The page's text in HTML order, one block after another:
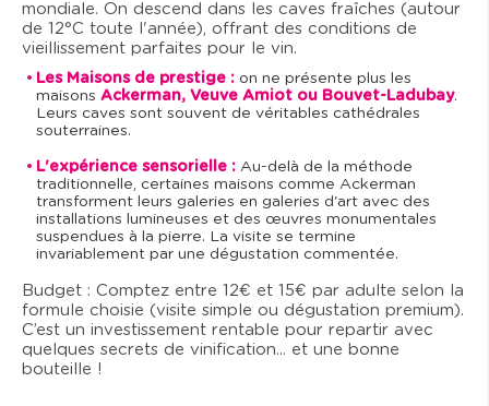
mondiale. On descend dans les caves fraîches (autour
de 12°C toute l'année), offrant des conditions de
vieillissement parfaites pour le vin.
Les Maisons de prestige : on ne présente plus les
maisons Ackerman, Veuve Amiot ou Bouvet-Ladubay.
Leurs caves sont souvent de véritables cathédrales
souterraines.
L'expérience sensorielle : Au-delà de la méthode
traditionnelle, certaines maisons comme Ackerman
transforment leurs galeries en galeries d'art avec des
installations lumineuses et des œuvres monumentales
suspendues à la pierre. La visite se termine
invariablement par une dégustation commentée.
Budget : Comptez entre 12€ et 15€ par adulte selon la
formule choisie (visite simple ou dégustation premium).
C’est un investissement rentable pour repartir avec
quelques secrets de vinification... et une bonne
bouteille !